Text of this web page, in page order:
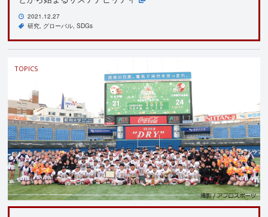
2021.12.27
研究 グローバル SDGs
TOPICS